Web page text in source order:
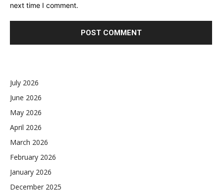
next time I comment.
July 2026
June 2026
May 2026
April 2026
March 2026
February 2026
January 2026
December 2025